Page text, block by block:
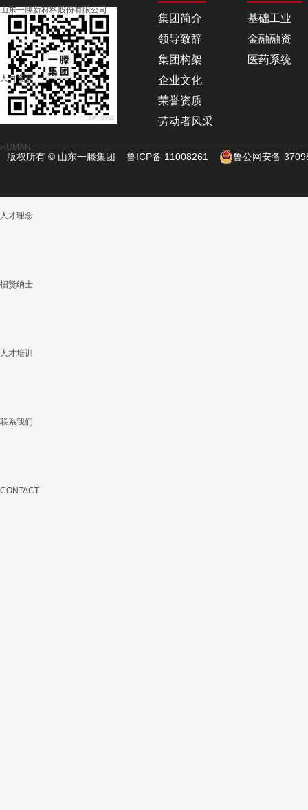
山东一滕新材料股份有限公司
人力资源
HUMAN
人才理念
招贤纳士
人才培训
联系我们
CONTACT
集团简介
领导致辞
集团构架
企业文化
荣誉资质
劳动者风采
基础工业
金融融资
医药系统
版权所有 © 山东一滕集团 鲁ICP备 11008261 鲁公网安备